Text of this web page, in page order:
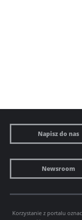
Napisz do nas
Newsroom
Korzystanie z portalu